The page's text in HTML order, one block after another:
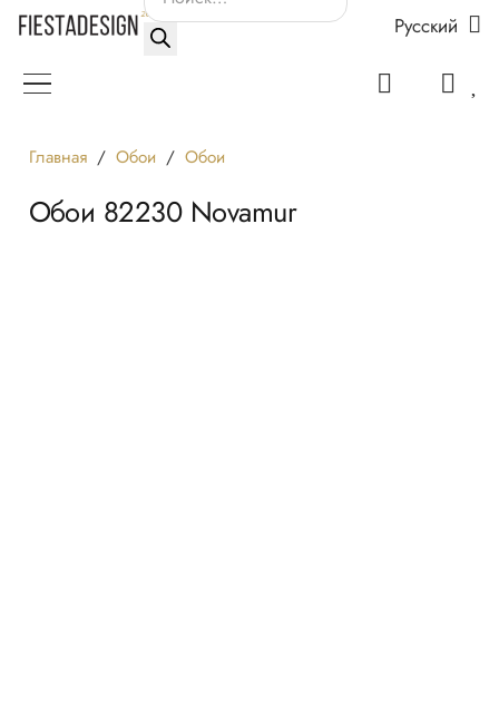
товаров
Русский
Главная / Обои / Обои
Обои 82230 Novamur